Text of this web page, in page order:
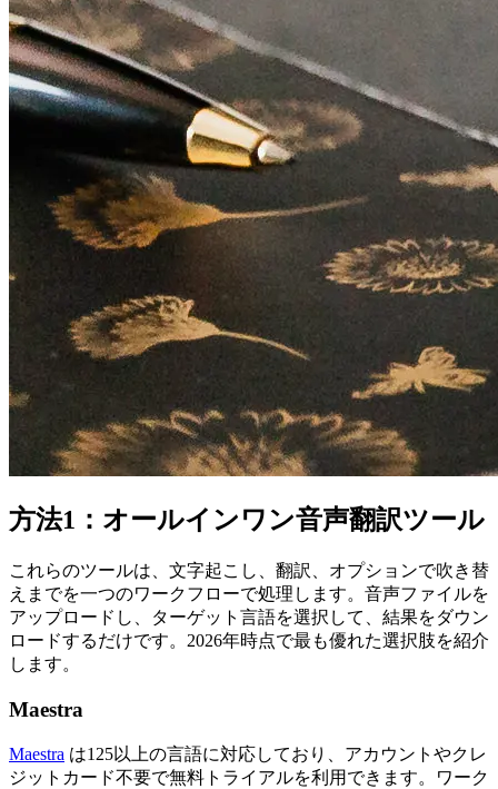
方法1：オールインワン音声翻訳ツール
これらのツールは、文字起こし、翻訳、オプションで吹き替
えまでを一つのワークフローで処理します。音声ファイルを
アップロードし、ターゲット言語を選択して、結果をダウン
ロードするだけです。2026年時点で最も優れた選択肢を紹介
します。
Maestra
Maestra は125以上の言語に対応しており、アカウントやクレ
ジットカード不要で無料トライアルを利用できます。ワーク